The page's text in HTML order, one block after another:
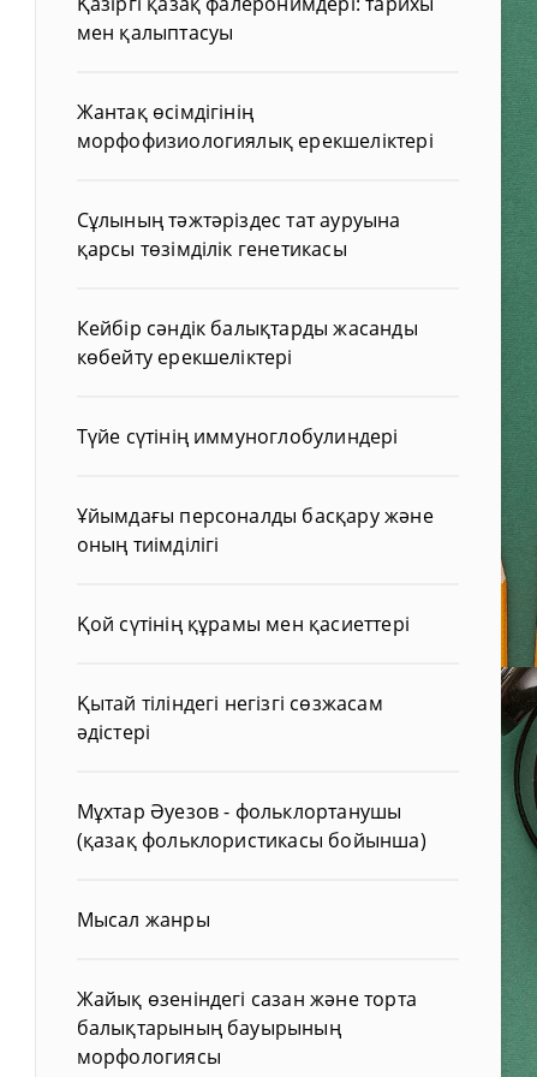
мен қалыптасуы
Жантақ өсімдігінің
морфофизиологиялық ерекшеліктері
Сұлының тәжтәріздес тат ауруына
қарсы төзімділік генетикасы
Кейбір сәндік балықтарды жасанды
көбейту ерекшеліктері
Түйе сүтінің иммуноглобулиндері
Ұйымдағы персоналды басқару және
оның тиімділігі
Қой сүтінің құрамы мен қасиеттері
Қытай тіліндегі негізгі сөзжасам
әдістері
Мұхтар Әуезов - фольклортанушы
(қазақ фольклористикасы бойынша)
Мысал жанры
Жайық өзеніндегі сазан және торта
балықтарының бауырының
морфологиясы